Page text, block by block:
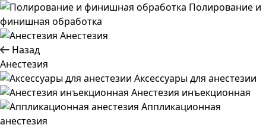
Полирование и
финишная обработка
Анестезия
Назад
Анестезия
Аксессуары для анестезии
Анестезия инъекционная
Аппликационная
анестезия